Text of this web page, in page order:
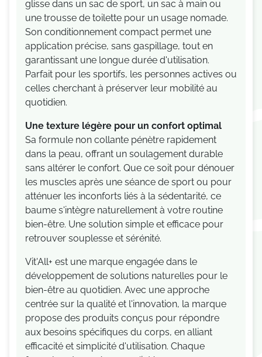
glisse dans un sac de sport, un sac à main ou
une trousse de toilette pour un usage nomade.
Son conditionnement compact permet une
application précise, sans gaspillage, tout en
garantissant une longue durée d'utilisation.
Parfait pour les sportifs, les personnes actives ou
celles cherchant à préserver leur mobilité au
quotidien.
Une texture légère pour un confort optimal
Sa formule non collante pénètre rapidement
dans la peau, offrant un soulagement durable
sans altérer le confort. Que ce soit pour dénouer
les muscles après une séance de sport ou pour
atténuer les inconforts liés à la sédentarité, ce
baume s'intègre naturellement à votre routine
bien-être. Une solution simple et efficace pour
retrouver souplesse et sérénité.
Vit'All+ est une marque engagée dans le
développement de solutions naturelles pour le
bien-être au quotidien. Avec une approche
centrée sur la qualité et l'innovation, la marque
propose des produits conçus pour répondre
aux besoins spécifiques du corps, en alliant
efficacité et simplicité d'utilisation. Chaque